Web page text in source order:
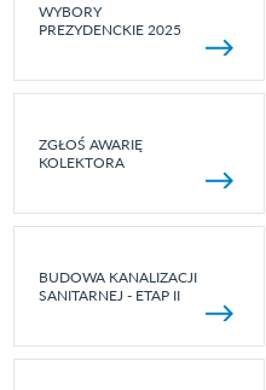
WYBORY
PREZYDENCKIE 2025
ZGŁOŚ AWARIĘ
KOLEKTORA
BUDOWA KANALIZACJI
SANITARNEJ - ETAP II